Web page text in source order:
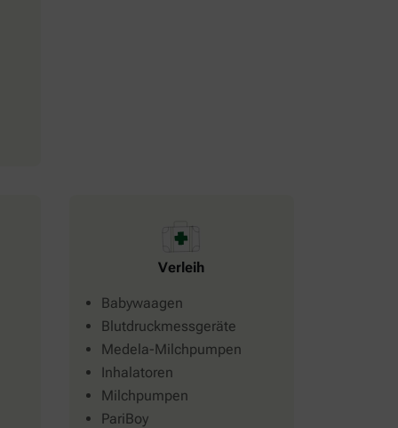
Verleih
Babywaagen
Blutdruckmessgeräte
Medela-Milchpumpen
Inhalatoren
Milchpumpen
PariBoy